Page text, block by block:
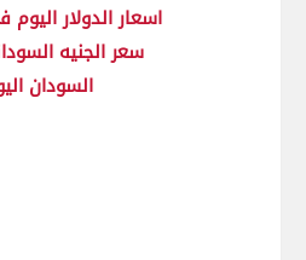
اسعار الدولار
سعر الجنيه
السودان